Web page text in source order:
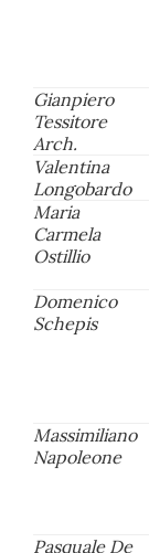
Gianpiero
Tessitore
Arch.
Valentina
Longobardo
Maria
Carmela
Ostillio
Domenico
Schepis
Massimiliano
Napoleone
Pasquale De